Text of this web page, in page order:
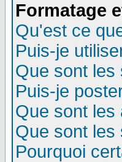
Formatage
Qu'est ce
Puis-je
Que sont les
Puis-je
Que sont les
Que sont les
Pourquoi